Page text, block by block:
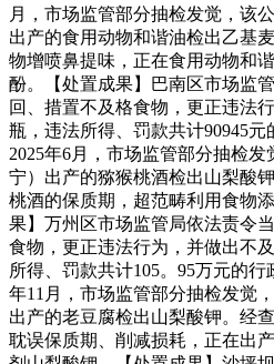
月，市场监管部分抽检发觉，该
出产的食用动物和谐油检出乙基
物增喷鼻提味，正在食用动物和
酚。【处置成果】巴南区市场监
回、措置不及格食物，更正违法
瓶，违法所得、罚款共计90945元
2025年6月，市场监管部分抽检
宁）出产的猕猴桃酒检出山梨酸
桃酒的保质期，超范畴利用食物
果】万州区市场监管局依法责令
食物，更正违法行为，并做出不
所得、罚款共计105。95万元的
年11月，市场监管部分抽检发觉
出产的老豆腐检出山梨酸钾。经
耽误保质期、削减损耗，正在出